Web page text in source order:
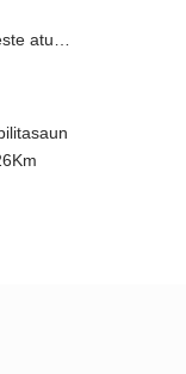
atu